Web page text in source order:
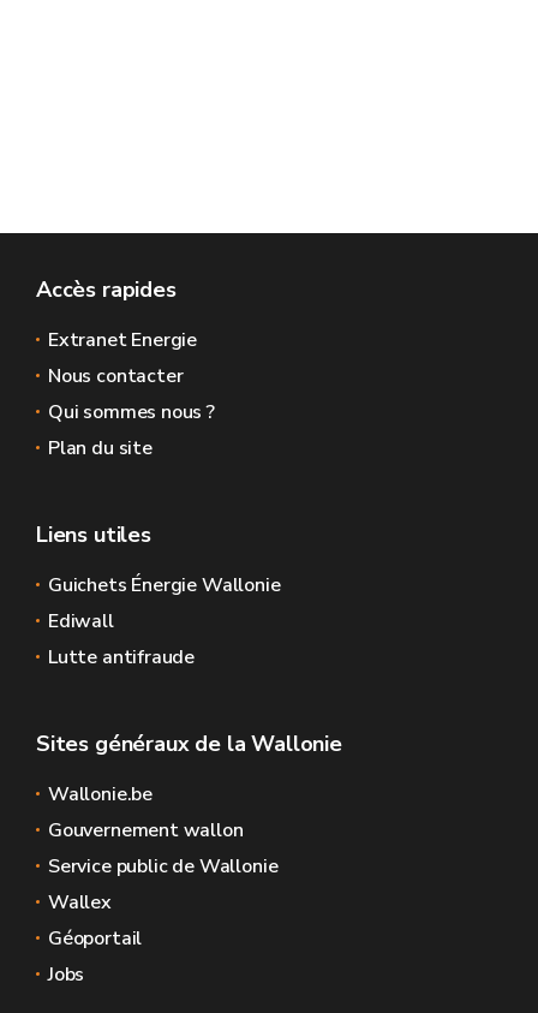
Accès rapides
Extranet Energie
Nous contacter
Qui sommes nous ?
Plan du site
Liens utiles
Guichets Énergie Wallonie
Ediwall
Lutte antifraude
Sites généraux de la Wallonie
Wallonie.be
Gouvernement wallon
Service public de Wallonie
Wallex
Géoportail
Jobs